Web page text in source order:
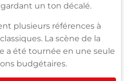
un ton décalé.
plusieurs références à
La scène de la
a été tournée en une seule
budgétaires.